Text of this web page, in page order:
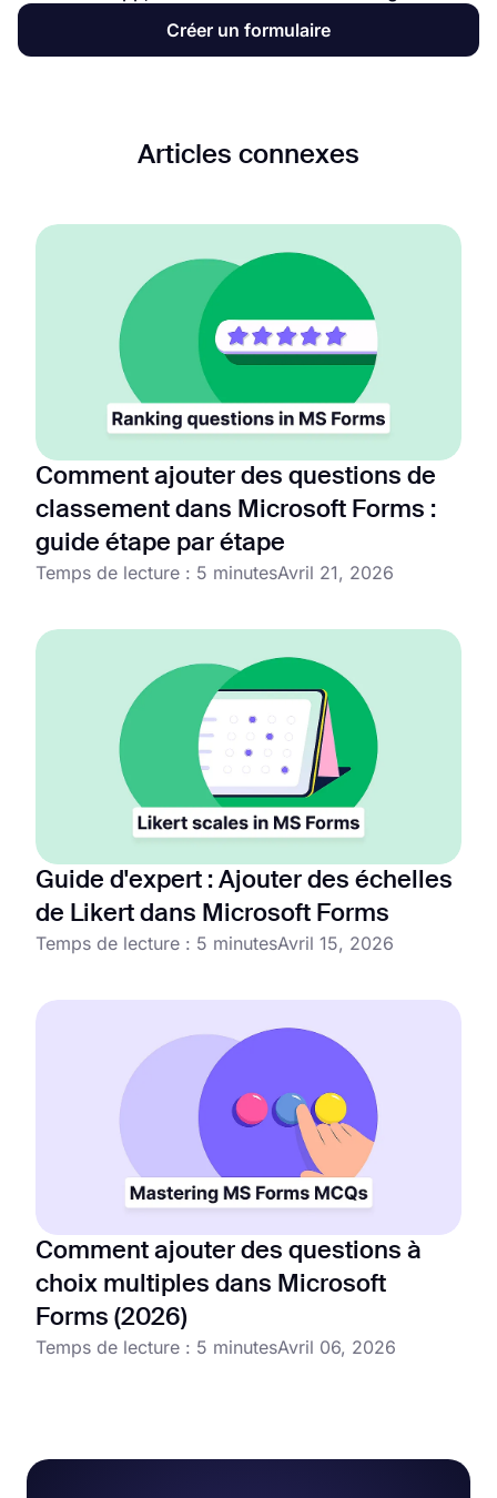
Créer un formulaire
Articles connexes
Comment ajouter des questions de
classement dans Microsoft Forms :
guide étape par étape
Temps de lecture : 5 minutesAvril 21, 2026
Guide d'expert : Ajouter des échelles
de Likert dans Microsoft Forms
Temps de lecture : 5 minutesAvril 15, 2026
Comment ajouter des questions à
choix multiples dans Microsoft
Forms (2026)
Temps de lecture : 5 minutesAvril 06, 2026